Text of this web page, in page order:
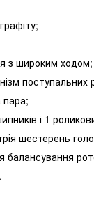
з широким ходом;
поступальних
пара;
і 1
шестерень
балансування